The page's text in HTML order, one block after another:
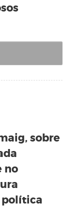
sobre
no
política